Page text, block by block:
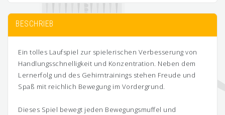
BESCHRIEB
Ein tolles Laufspiel zur spielerischen Verbesserung von
Handlungsschnelligkeit und Konzentration. Neben dem
Lernerfolg und des Gehirntrainings stehen Freude und
Spaß mit reichlich Bewegung im Vordergrund.
Dieses Spiel bewegt jeden Bewegungsmuffel und